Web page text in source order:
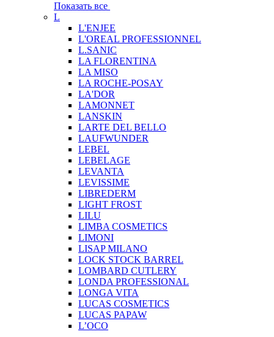
Показать все
L
L'ENJEE
L'OREAL PROFESSIONNEL
L.SANIC
LA FLORENTINA
LA MISO
LA ROCHE-POSAY
LA'DOR
LAMONNET
LANSKIN
LARTE DEL BELLO
LAUFWUNDER
LEBEL
LEBELAGE
LEVANTA
LEVISSIME
LIBREDERM
LIGHT FROST
LILU
LIMBA COSMETICS
LIMONI
LISAP MILANO
LOCK STOCK BARREL
LOMBARD CUTLERY
LONDA PROFESSIONAL
LONGA VITA
LUCAS COSMETICS
LUCAS PAPAW
L’OCO